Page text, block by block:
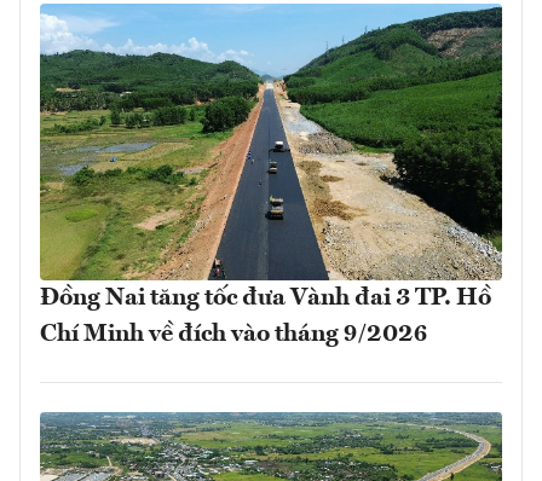
Đồng Nai tăng tốc đưa Vành đai 3 TP. Hồ
Chí Minh về đích vào tháng 9/2026